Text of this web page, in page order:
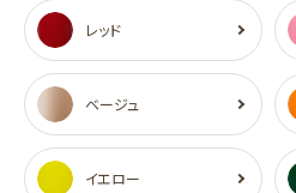
レッド
ベージュ
イエロー